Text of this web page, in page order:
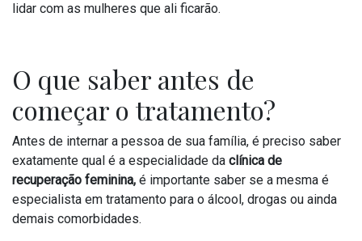
lidar com as mulheres que ali ficarão.
O que saber antes de
começar o tratamento?
Antes de internar a pessoa de sua família, é preciso saber
exatamente qual é a especialidade da clínica de
recuperação feminina, é importante saber se a mesma é
especialista em tratamento para o álcool, drogas ou ainda
demais comorbidades.